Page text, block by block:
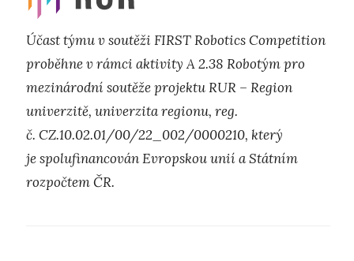
Účast týmu v soutěži FIRST Robotics Competition
proběhne v rámci aktivity A 2.38 Robotým pro
mezinárodní soutěže projektu RUR – Region
univerzitě, univerzita regionu, reg.
č. CZ.10.02.01/00/22_002/0000210, který
je spolufinancován Evropskou unií a Státním
rozpočtem ČR.